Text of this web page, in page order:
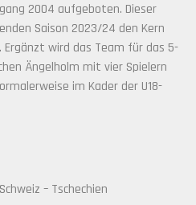
2004 aufgeboten. Dieser
Saison 2023/24 den Kern
wird das Team für das 5-
Ängelholm mit vier Spielern
im Kader der U18-
– Tschechien